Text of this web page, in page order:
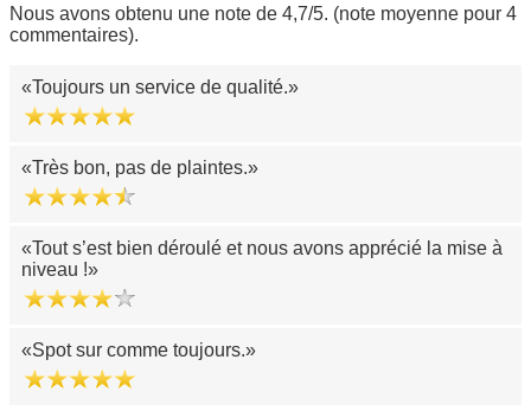
Nous avons obtenu une note de 4,7/5. (note moyenne pour 4
commentaires).
Toujours un service de qualité.
Très bon, pas de plaintes.
Tout s’est bien déroulé et nous avons apprécié la mise à
niveau !
Spot sur comme toujours.